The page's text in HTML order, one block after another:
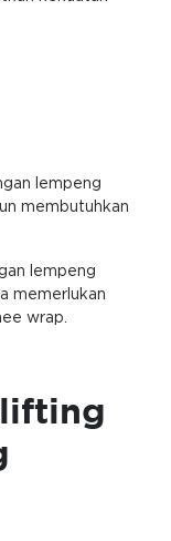
lempeng
membutuhkan
lempeng
memerlukan
wrap.